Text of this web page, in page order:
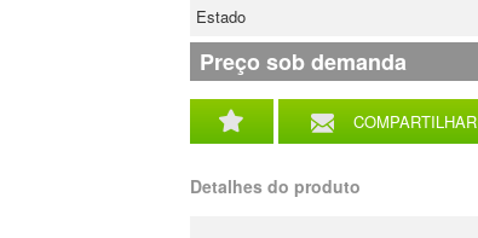
COMPARTILHAR
Estado
Preço sob demanda
Detalhes do produto